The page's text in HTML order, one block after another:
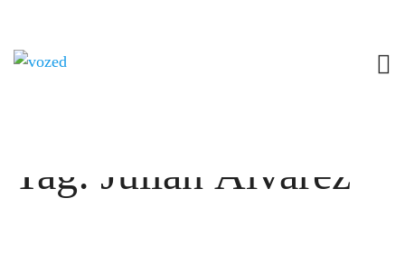
Tag: Julián Álvarez